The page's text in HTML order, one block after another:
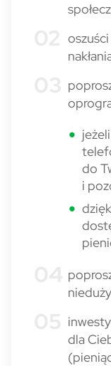
do
i
dla